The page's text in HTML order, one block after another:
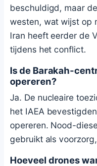
beschuldigd, maar
westen, wat wijst op
Iran heeft eerder de
tijdens het conflict.
Is de Barakah-
opereren?
Ja. De nucleaire
het IAEA
opereren. Nood-
gebruikt als
Hoeveel drones